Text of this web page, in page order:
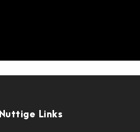
Nuttige Links